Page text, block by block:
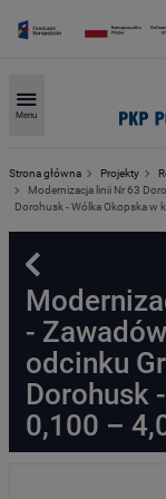
Menu
Strona główna Projekty
Modernizacja linii Nr 63
Dorohusk - Wólka Okopska w
Powrót
-
odcinku
Dorohusk
0,100 –